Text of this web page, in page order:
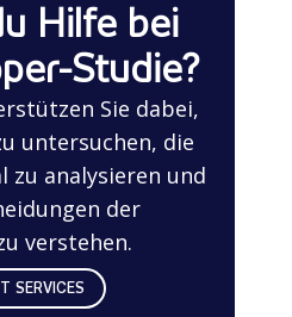
Hilfe bei
Studie?
Sie dabei,
untersuchen, die
zu analysieren und
der
verstehen.
SERVICES